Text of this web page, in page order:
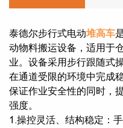
泰德尔步行式电动堆高车
动物料搬运设备，适用于
业。设备采用步行跟随式
在通道受限的环境中完成
保证作业安全性的同时，
强度。
1.操控灵活、结构稳定：